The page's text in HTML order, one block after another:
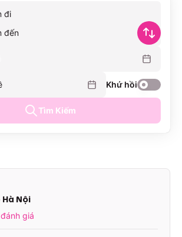
đi
đến
Khứ hồi
Tìm Kiếm
Hà Nội
đánh giá